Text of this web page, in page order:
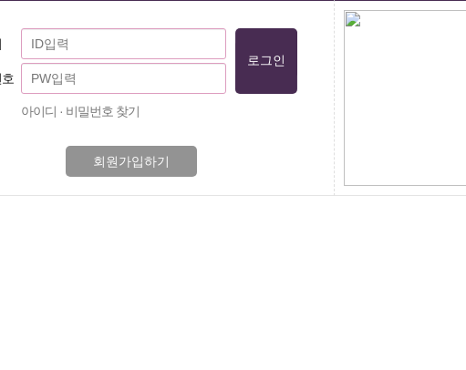
아이디 · 비밀번호 찾기
회원가입하기